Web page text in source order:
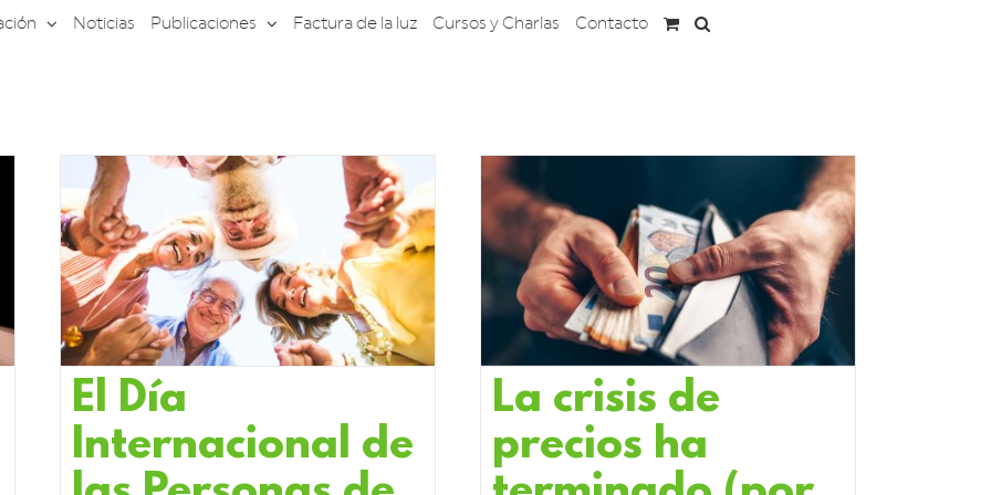
Noticias Publicaciones Factura de la luz Cursos y Charlas Contacto
El Día
Internacional de
La crisis de
precios ha